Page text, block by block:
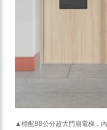
▲標配88公分超大門扇電梯，